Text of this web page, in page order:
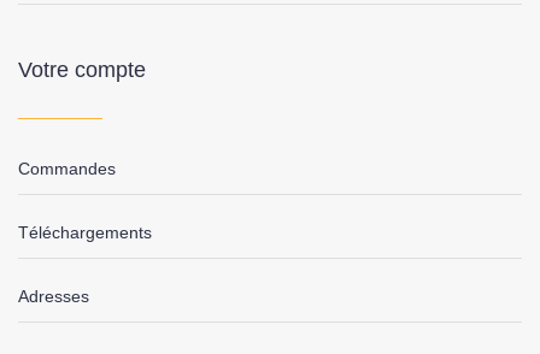
Votre compte
Commandes
Téléchargements
Adresses